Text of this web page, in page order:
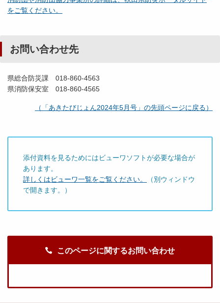
をご覧ください。
お問い合わせ先
県総合防災課 018-860-4563
県消防保安室 018-860-4565
（「あきたびじょん2024年5月号」の先頭ページに戻る）
添付資料を見るためにはビューワソフトが必要な場合が
あります。
詳しくはビューワ一覧をご覧ください。
（別ウィンドウ
で開きます。）
このページに関するお問い合わせ